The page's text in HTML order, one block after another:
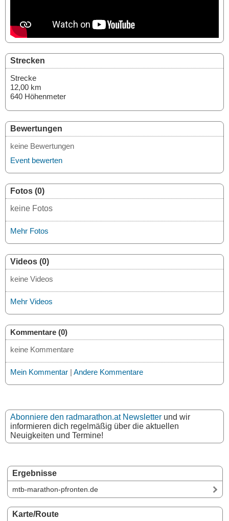
Ergebnisse
mtb-marathon-pfronten.de
Karte/Route
Strecken
Strecke
12,00 km
640 Höhenmeter
Bewertungen
keine Bewertungen
Event bewerten
Fotos (0)
keine Fotos
Mehr Fotos
Videos (0)
keine Videos
Mehr Videos
Kommentare (0)
keine Kommentare
Mein Kommentar | Andere Kommentare
Abonniere den radmarathon.at Newsletter und wir
informieren dich regelmäßig über die aktuellen
Neuigkeiten und Termine!